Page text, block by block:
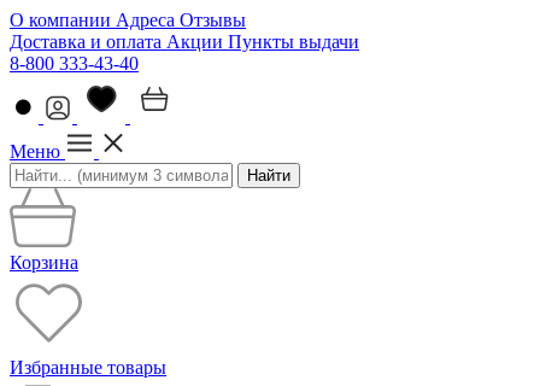
О компании Адреса Отзывы
Доставка и оплата Акции Пункты выдачи
8-800 333-43-40
Меню
Найти
Корзина
Избранные товары